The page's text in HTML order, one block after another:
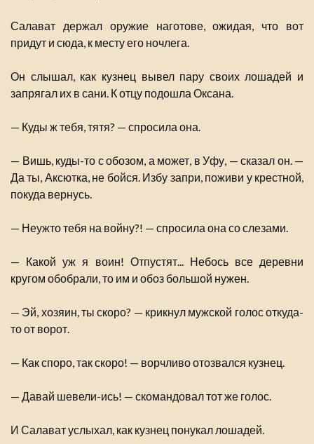
Салават держал оружие наготове, ожидая, что вот
придут и сюда, к месту его ночлега.
Он слышал, как кузнец вывел пару своих лошадей и
запрягал их в сани. К отцу подошла Оксана.
— Куды ж тебя, тятя? — спросила она.
— Вишь, куды-то с обозом, а может, в Уфу, — сказал он. —
Да ты, Аксютка, не бойся. Избу запри, поживи у крестной,
покуда вернусь.
— Неужто тебя на войну?! — спросила она со слезами.
— Какой уж я воин! Отпустят... Небось все деревни
кругом обобрали, то им и обоз большой нужен.
— Эй, хозяин, ты скоро? — крикнул мужской голос откуда-
то от ворот.
— Как споро, так скоро! — ворчливо отозвался кузнец.
— Давай шевели-ись! — скомандовал тот же голос.
И Салават услыхал, как кузнец понукал лошадей.